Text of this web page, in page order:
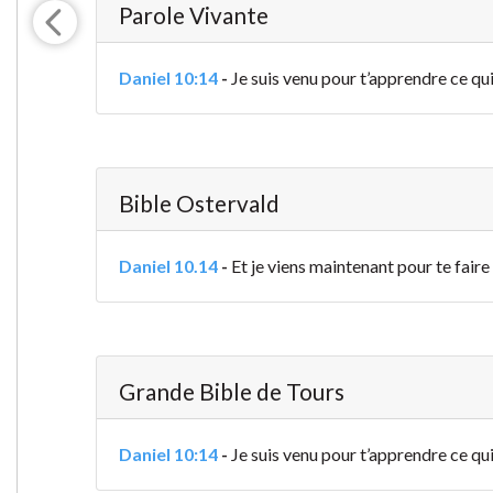
Parole Vivante
Daniel 10:14- Je suis venu pour t’apprendre ce
Bible Ostervald
Daniel 10.14- Et je viens maintenant pour te faire
Grande Bible de Tours
Daniel 10:14- Je suis venu pour t’apprendre ce